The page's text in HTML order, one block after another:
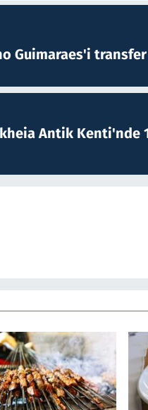
Guimaraes'i
Antik Kenti'nde